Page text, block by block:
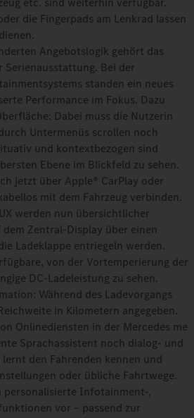
die Fingerpads am Lenkrad lassen
Angebotslogik gehört das
Bei der
standen ein neues
Performance im Fokus. Dazu
Dabei muss die Nutzerin
Untermenüs scrollen noch
und kontextbezogen sind
Ebene im Blickfeld zu sehen.
jetzt über Apple® CarPlay oder
mit dem Fahrzeug verbinden.
werden nun übersichtlicher
Zentral-Display über einen
Ladeklappe entriegeln werden.
von der Vortemperierung der
DC‑Ladeleistung zu sehen.
Während des Ladevorgangs
in Kilometern angegeben.
Onlinediensten in der Mercedes me
Sprachassistent noch dialog- und
den Fahrenden kennen und
oder übliche Fahrtwege.
personalisierte Infotainment-,
vor – passend zur